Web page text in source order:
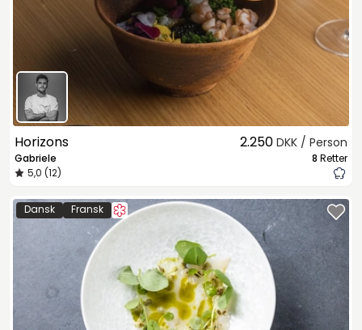
Horizons
Gabriele
5,0 (12)
2.250 DKK / Person
8 Retter
Dansk Fransk